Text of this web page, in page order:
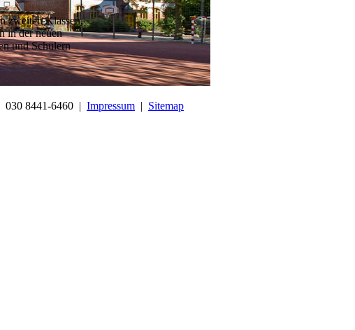
zweiten Klassen,
in der neuen
und Schülern
030 8441-6460 | Impressum | Sitemap